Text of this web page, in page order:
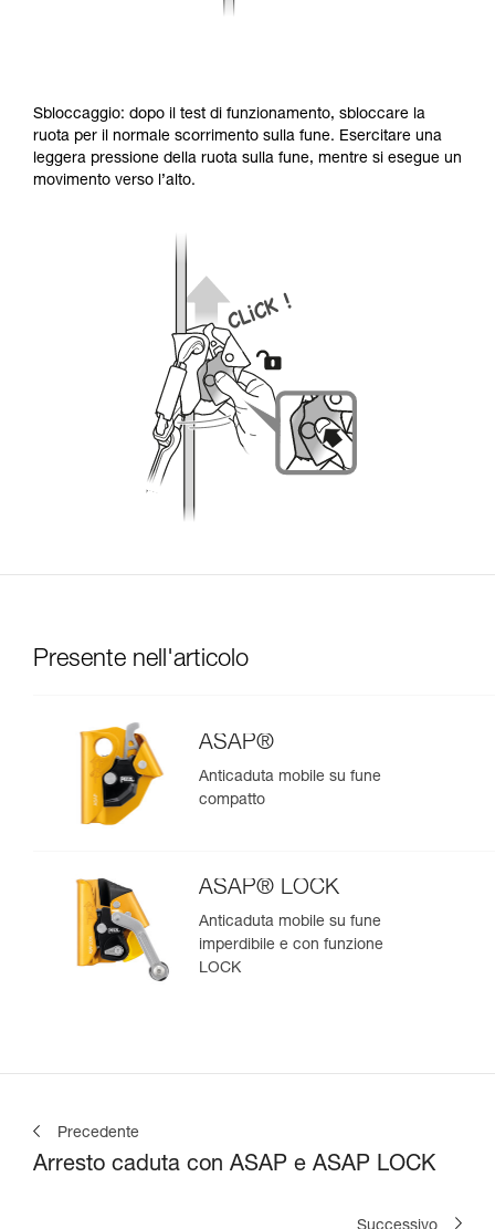
Sbloccaggio: dopo il test di funzionamento, sbloccare la
ruota per il normale scorrimento sulla fune. Esercitare una
leggera pressione della ruota sulla fune, mentre si esegue un
movimento verso l’alto.
Presente nell'articolo
ASAP®
Anticaduta mobile su fune
compatto
ASAP® LOCK
Anticaduta mobile su fune
imperdibile e con funzione
LOCK
Precedente
Arresto caduta con ASAP e ASAP LOCK